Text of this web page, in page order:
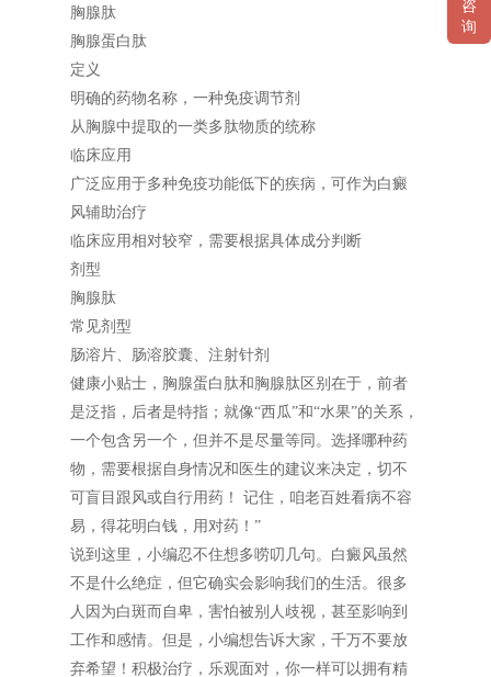
胸腺肽
胸腺蛋白肽
定义
明确的药物名称，一种免疫调节剂
从胸腺中提取的一类多肽物质的统称
临床应用
广泛应用于多种免疫功能低下的疾病，可作为白癜
风辅助治疗
临床应用相对较窄，需要根据具体成分判断
剂型
胸腺肽
常见剂型
肠溶片、肠溶胶囊、注射针剂
健康小贴士，胸腺蛋白肽和胸腺肽区别在于，前者
是泛指，后者是特指；就像“西瓜”和“水果”的关系，
一个包含另一个，但并不是尽量等同。选择哪种药
物，需要根据自身情况和医生的建议来决定，切不
可盲目跟风或自行用药！ 记住，咱老百姓看病不容
易，得花明白钱，用对药！”
说到这里，小编忍不住想多唠叨几句。白癜风虽然
不是什么绝症，但它确实会影响我们的生活。很多
人因为白斑而自卑，害怕被别人歧视，甚至影响到
工作和感情。但是，小编想告诉大家，千万不要放
弃希望！积极治疗，乐观面对，你一样可以拥有精
咨
询